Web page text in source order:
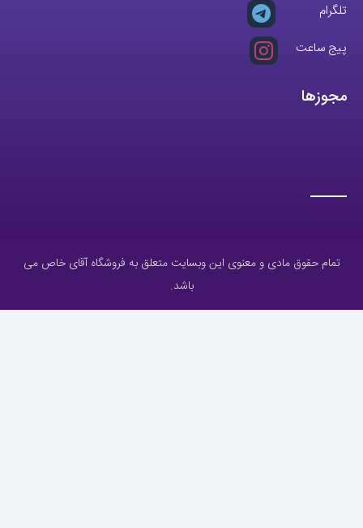
تلگرام
پیج ساعت
مجوزها
تمام حقوق مادی و معنوی این وبسایت متعلق به فروشگاه آقای خاص می
باشد.